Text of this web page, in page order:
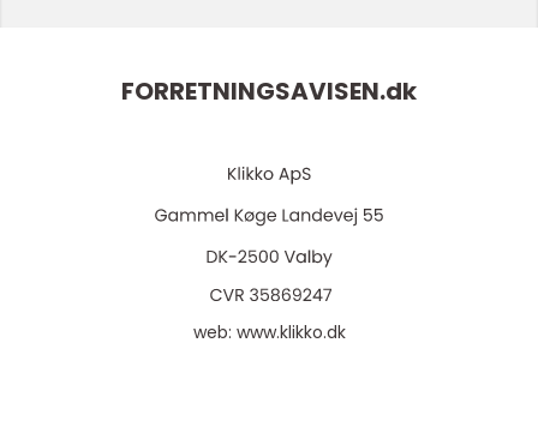
FORRETNINGSAVISEN.dk
web: www.klikko.dk